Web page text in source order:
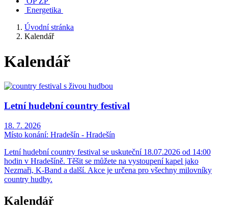
Energetika
Úvodní stránka
Kalendář
Kalendář
Letní hudební country festival
18. 7. 2026
Místo konání: Hradešín - Hradešín
Letní hudební country festival se uskuteční 18.07.2026 od 14:00
hodin v Hradešíně. Těšit se můžete na vystoupení kapel jako
Nezmaři, K-Band a další. Akce je určena pro všechny milovníky
country hudby.
Kalendář